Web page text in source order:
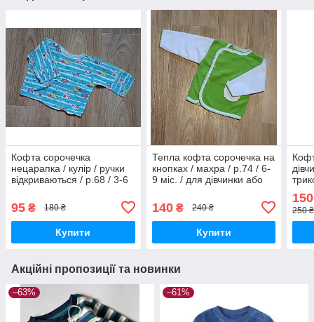
Кофта сорочечка
нецарапка / кулір / ручки
відкриваються / р.68 / 3-6
95 ₴ 180 ₴
Купити
Тепла кофта сорочечка на
кнопках / махра / р.74 / 6-
9 міс. / для дівчинки або
140₴ 240 ₴
Купити
150
250
Акційні пропозиції та новинки
–63% –61%